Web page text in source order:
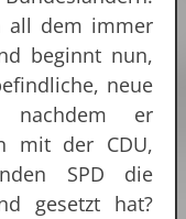
all dem immer
beginnt nun,
neue
nachdem er
mit der CDU,
SPD die
gesetzt hat?